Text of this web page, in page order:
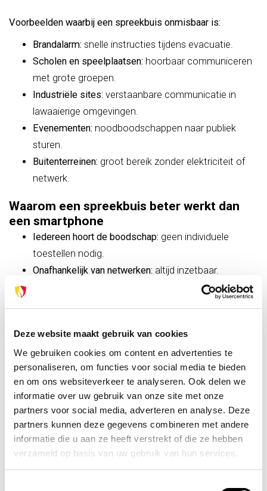
Deze website maakt gebruik van cookies
We gebruiken cookies om content en advertenties te
personaliseren, om functies voor social media te bieden
en om ons websiteverkeer te analyseren. Ook delen we
informatie over uw gebruik van onze site met onze
partners voor social media, adverteren en analyse. Deze
partners kunnen deze gegevens combineren met andere
informatie die u aan ze heeft verstrekt of die ze hebben
verzameld op basis van uw gebruik van hun services.
Voorbeelden waarbij een spreekbuis onmisbaar is:
Brandalarm: snelle instructies tijdens evacuatie.
Scholen en speelplaatsen: hoorbaar communiceren
met grote groepen.
Industriële sites: verstaanbare communicatie in
lawaaierige omgevingen.
Evenementen: noodboodschappen naar publiek
sturen.
Buitenterreinen: groot bereik zonder elektriciteit of
netwerk.
Waarom een spreekbuis beter werkt dan
een smartphone
Iedereen hoort de boodschap: geen individuele
toestellen nodig.
Onafhankelijk van netwerken: altijd inzetbaar.
één knop, onmiddellijke werking.
Praktische tips voor gebruik van een
spreekbuis
Bewaar de spreekbuis op een vaste, toegankelijke
plaats.
Controleer regelmatig de batterij of accu.
Oefen evacuaties met gebruik van de spreekbuis.
Spreek rustig, duidelijk en in korte zinnen.